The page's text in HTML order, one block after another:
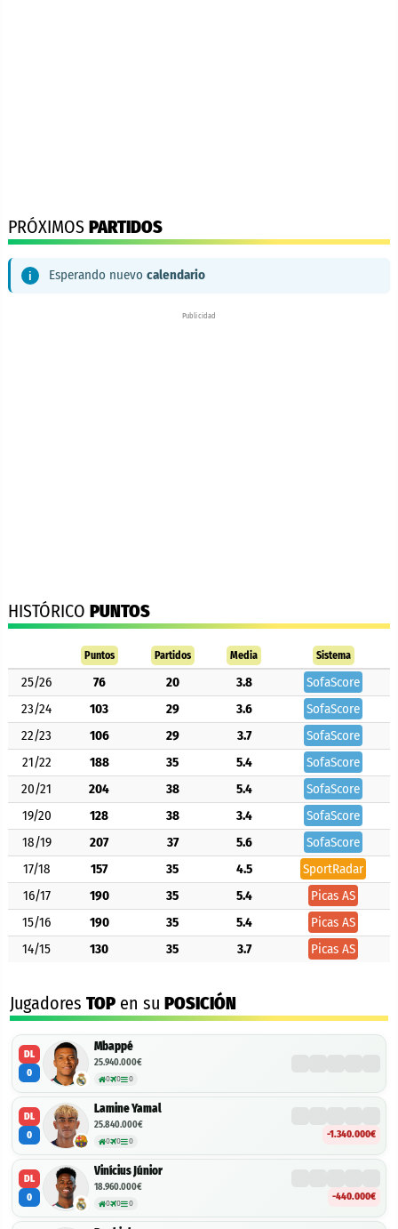
PRÓXIMOS PARTIDOS
Esperando nuevo calendario
Publicidad
HISTÓRICO PUNTOS
Puntos Partidos Media Sistema
25/26 76 20 3.8
SofaScore
23/24
103 29 3.6
SofaScore
22/23
106 29 3.7
SofaScore
21/22
188 35 5.4
SofaScore
20/21
204 38 5.4
SofaScore
19/20
128 38 3.4
SofaScore
18/19
207 37 5.6
SofaScore
17/18
157 35 4.5
SportRadar
16/17
190 35 5.4
Picas AS
15/16
190 35 5.4
Picas AS
14/15
130 35 3.7 Picas AS
Jugadores TOP en su POSICIÓN
DL
0
Mbappé
25.940.000€
0 0 0
DL
0
Lamine Yamal
25.840.000€
0 0 0
-1.340.000€
DL
0
Vinícius Júnior
18.960.000€
0 0 0
-440.000€